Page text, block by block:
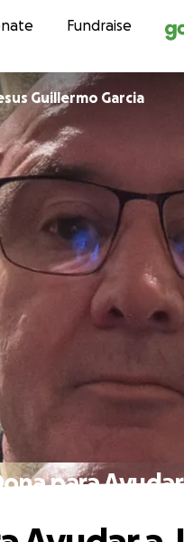
Skip to
Fundraise
Guillermo Garcia
para